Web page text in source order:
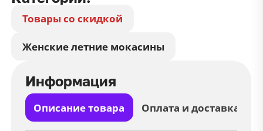
Товары со скидкой
Женские летние мокасины
Информация
Описание товара Оплата и доставка